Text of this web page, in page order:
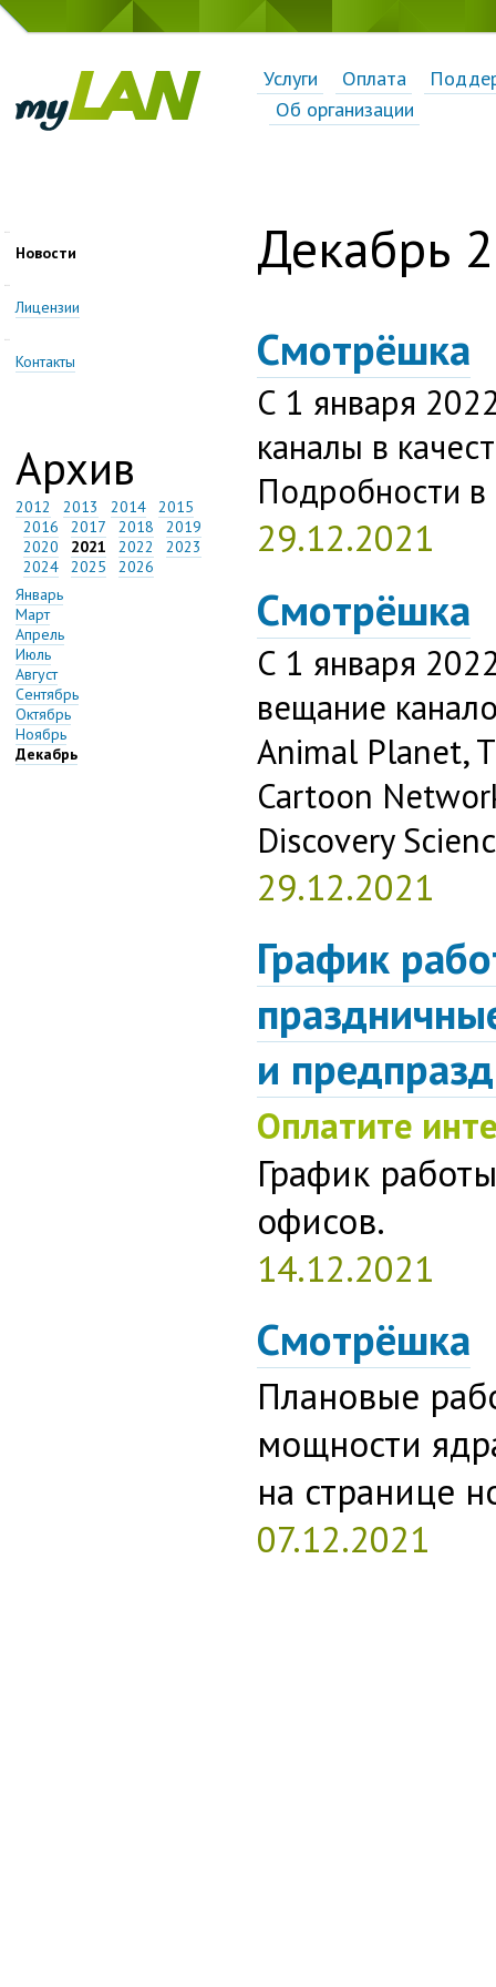
Услуги Оплата
Об организации
Новости
Лицензии
Контакты
Архив
2012 2013 2014
2015
2016
2017 2018
2019
2020
2021 2022
2023
2024
2025
2026
Январь
Март
Апрель
Июль
Август
Сентябрь
Октябрь
Ноябрь
Декабрь
Декабрь
Смотрёшка
С 1 января
каналы в
Подробности в
29.12.2021
Смотрёшка
С 1 января
вещание
Animal Planet,
Cartoon
Discovery
29.12.2021
График
и
Оплатите
График
офисов.
14.12.2021
Смотрёшка
Плановые
мощности
на странице
07.12.2021